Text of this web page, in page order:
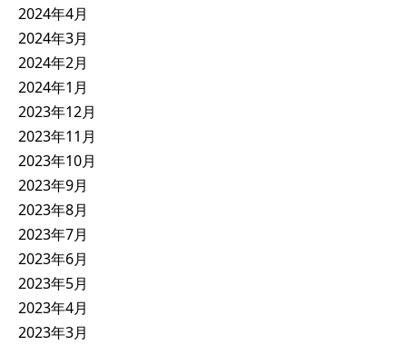
2024年4月
2024年3月
2024年2月
2024年1月
2023年12月
2023年11月
2023年10月
2023年9月
2023年8月
2023年7月
2023年6月
2023年5月
2023年4月
2023年3月